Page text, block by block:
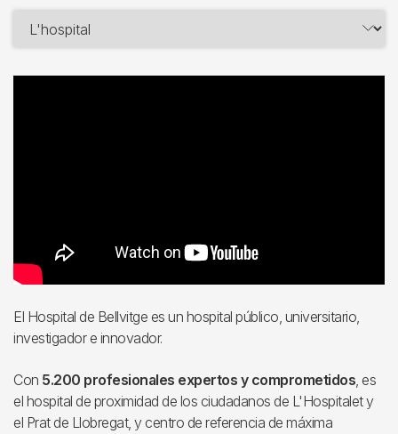
El Hospital de Bellvitge es un hospital público, universitario,
investigador e innovador.
Con 5.200 profesionales expertos y comprometidos, es
el hospital de proximidad de los ciudadanos de L'Hospitalet y
el Prat de Llobregat, y centro de referencia de máxima